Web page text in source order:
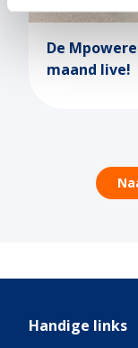
De
maand live!
Handige links